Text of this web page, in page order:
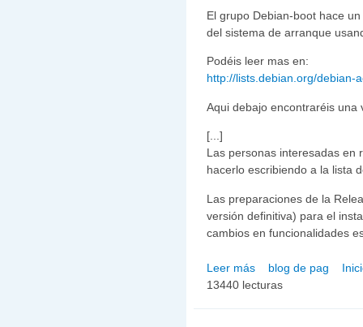
El grupo Debian-boot hace
del sistema de arranque
Podéis leer mas en:
http://lists.debian.org/debian-
Aqui debajo encontraréis una
[...]
Las personas interesadas en
hacerlo escribiendo a la lista
Las preparaciones de la
versión definitiva) para el
cambios en funcionalidades
Leer más sobre Llamamiento de
blog de pag
13440 lecturas